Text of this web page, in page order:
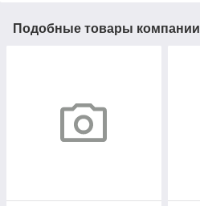
Подобные товары компании